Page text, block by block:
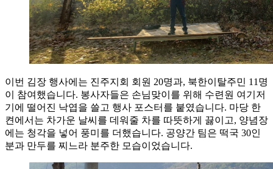
이번 김장 행사에는 진주지회 회원 20명과, 북한이탈주민 11명
이 참여했습니다. 봉사자들은 손님맞이를 위해 수련원 여기저
기에 떨어진 낙엽을 쓸고 행사 포스터를 붙였습니다. 마당 한
켠에서는 차가운 날씨를 데워줄 차를 따뜻하게 끓이고, 양념장
에는 청각을 넣어 풍미를 더했습니다. 공양간 팀은 떡국 30인
분과 만두를 찌느라 분주한 모습이었습니다.